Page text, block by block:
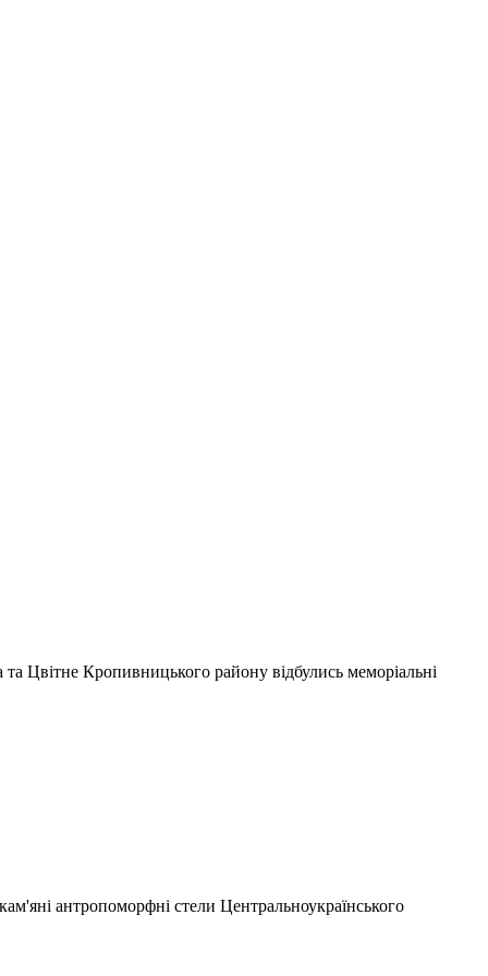
Цвітне Кропивницького району відбулись меморіальні
антропоморфні стели Центральноукраїнського